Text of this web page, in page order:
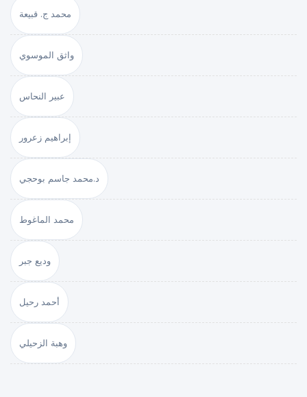
محمد ج. قبيعة
واثق الموسوي
عبير النحاس
إبراهيم زعرور
د.محمد جاسم بوحجي
محمد الماغوط
وديع جبر
أحمد رحيل
وهبة الزحيلي